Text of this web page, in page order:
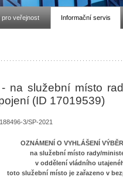
pro veřejnost Informační servis
na služební místo
(ID 17019539)
3/SP-2021
OZNÁMENÍ O VYHLÁŠENÍ
na služební místo rady/
v oddělení vládního
toto služební místo je zařazeno v